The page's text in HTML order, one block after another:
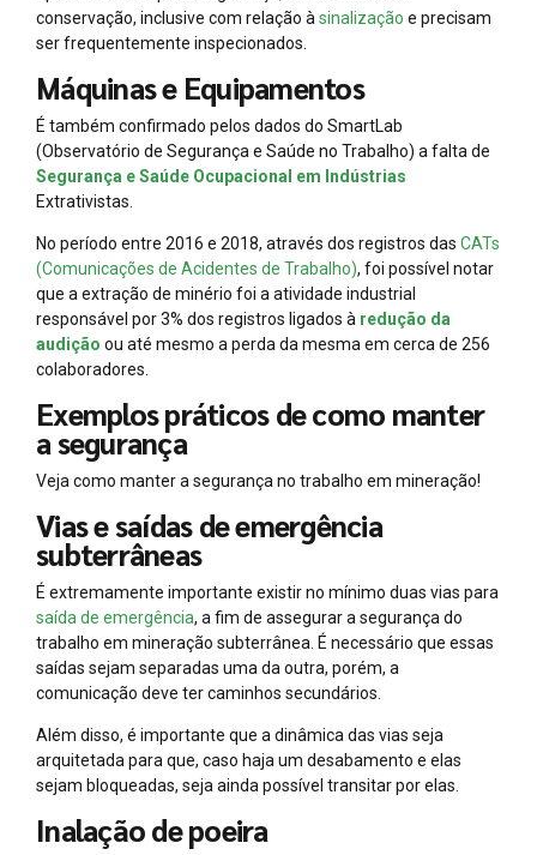
conservação, inclusive com relação àsinalização e precisam
ser frequentemente inspecionados.
Máquinas e Equipamentos
É também confirmado pelos dados do SmartLab
(Observatório de Segurança e Saúde no Trabalho) a falta de
Segurança e Saúde Ocupacional em Indústrias
Extrativistas.
No período entre 2016 e 2018, através dos registros das CATs
(Comunicações de Acidentes de Trabalho), foi possível notar
que a extração de minério foi a atividade industrial
responsável por 3% dos registros ligados à redução da
audição ou até mesmo a perda da mesma em cerca de 256
colaboradores.
Exemplos práticos de como manter
a segurança
Veja como manter a segurança no trabalho em mineração!
Vias e saídas de emergência
subterrâneas
É extremamente importante existir no mínimo duas vias para
saída de emergência, a fim de assegurar a segurança do
trabalho em mineração subterrânea. É necessário que essas
saídas sejam separadas uma da outra, porém, a
comunicação deve ter caminhos secundários.
Além disso, é importante que a dinâmica das vias seja
arquitetada para que, caso haja um desabamento e elas
sejam bloqueadas, seja ainda possível transitar por elas.
Inalação de poeira